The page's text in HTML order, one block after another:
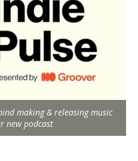
making & releasing music
new podcast